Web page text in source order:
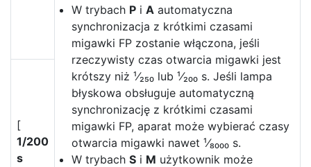
W trybach P i A automatyczna
synchronizacja z krótkimi czasami
migawki FP zostanie włączona, jeśli
rzeczywisty czas otwarcia migawki jest
krótszy niż ¹⁄₂₅₀ lub ¹⁄₂₀₀ s. Jeśli lampa
błyskowa obsługuje automatyczną
synchronizację z krótkimi czasami
migawki FP, aparat może wybierać czasy
otwarcia migawki nawet ¹⁄₈₀₀₀ s.
W trybach S i M użytkownik może
[
1/200
s